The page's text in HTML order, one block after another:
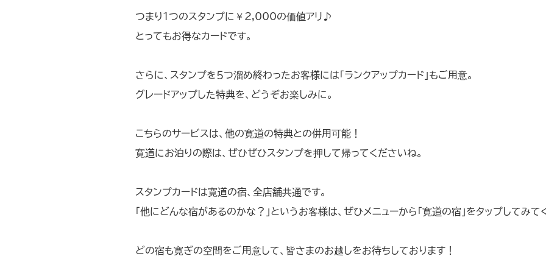
つまり１つのスタンプに￥2,000の価値アリ♪
とってもお得なカードです。
さらに、スタンプを５つ溜め終わったお客様には「ランクアップカード」もご用意。
グレードアップした特典を、どうぞお楽しみに。
こちらのサービスは、他の寛道の特典との併用可能！
寛道にお泊りの際は、ぜひぜひスタンプを押して帰ってくださいね。
スタンプカードは寛道の宿、全店舗共通です。
「他にどんな宿があるのかな？」というお客様は、ぜひメニューから「寛道の宿」をタップしてみて
どの宿も寛ぎの空間をご用意して、皆さまのお越しをお待ちしております！